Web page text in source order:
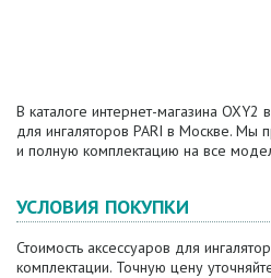
В каталоге интернет-магазина OXY2
для ингаляторов PARI в Москве. Мы
и полную комплектацию на все
УСЛОВИЯ ПОКУПКИ
Стоимость аксессуаров для
комплектации. Точную цену